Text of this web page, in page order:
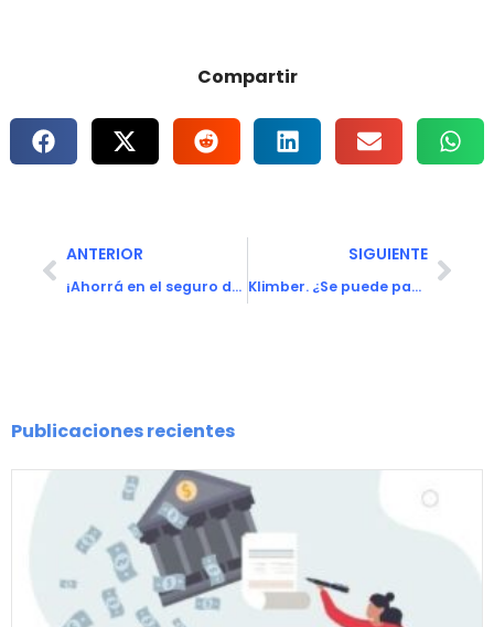
Compartir
ANTERIOR
¡Ahorrá en el seguro de tu auto con iúnigo!
SIGUIENTE
Klimber. ¿Se puede pagar menos por un plan de salud?
Publicaciones recientes